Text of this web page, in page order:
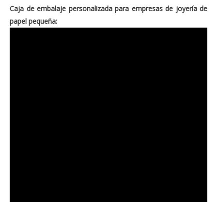
Caja de embalaje personalizada para empresas de joyería de
papel pequeña: